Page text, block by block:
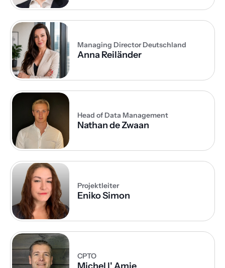
Managing Director Deutschland
Anna Reiländer
Head of Data Management
Nathan de Zwaan
Projektleiter
Eniko Simon
CPTO